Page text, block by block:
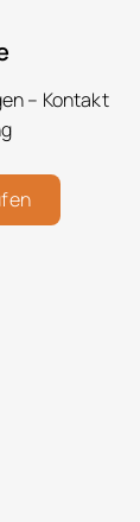
– Kontakt